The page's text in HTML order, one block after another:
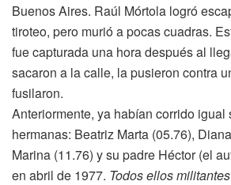
Buenos Aires. Raúl Mórtola logró
tiroteo, pero murió a pocas cuadras.
fue capturada una hora después al
sacaron a la calle, la pusieron contra
fusilaron.
Anteriormente, ya habían corrido igual
hermanas: Beatriz Marta (05.76),
Marina (11.76) y su padre Héctor (el
en abril de 1977. Todos ellos